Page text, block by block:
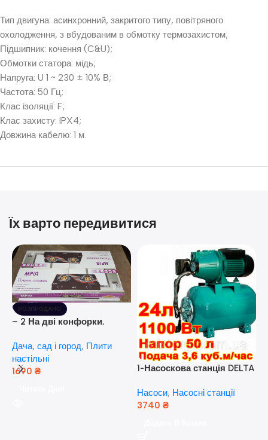
Тип двигуна: асинхронний, закритого типу, повітряного
охолодження, з вбудованим в обмотку термозахистом;
Підшипник: кочення (C&U);
Обмотки статора: мідь;
Напруга: U 1 ~ 230 ± 10% В;
Частота: 50 Гц;
Клас ізоляції: F;
Клас захисту: IPX4;
Довжина кабелю: 1 м.
Їх варто передивитися
РОЗПРОДАНО
– 2 На дві конфорки,
розпалюванням.
Дача, сад і город, Плити
настільні
1690 ₴
1-Насоскова станція DELTA
кВт) ( Польща)
Насоси, Насосні станції
3740 ₴